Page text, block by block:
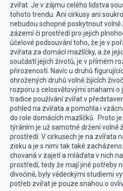
zvířat. Je v zájmu celého lidstva
tohoto trendu. Ani cirkusy ani
nebudou schopné poskytnout
zázemí či prostředí pro jejich
účelové podsouvání toho, že je v
zvířata za domácí mazlíčky, a že
součástí jejich životů, je v přímém
přirozeností. Navíc u druhů
ohrožených druhů volně žijících
rozporu s celosvětovými snahami o
tradice používání zvířat v
pohled na zvířata a pomohla i
do role domácích mazlíčků. Proto je
týráním je už samotné držení volně
prostředí. V cirkusech je na zvířata
zisku a je s nimi tak také
chovaná v zajetí a mláďata v nich
prostředí, tedy že mají jiné potřeby
divočině, byly vědeckými studiemi
potřeb zvířat je pouze snahou o